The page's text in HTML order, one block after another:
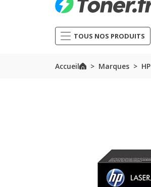
TOUS NOS PRODUITS
Accueil Marques HP